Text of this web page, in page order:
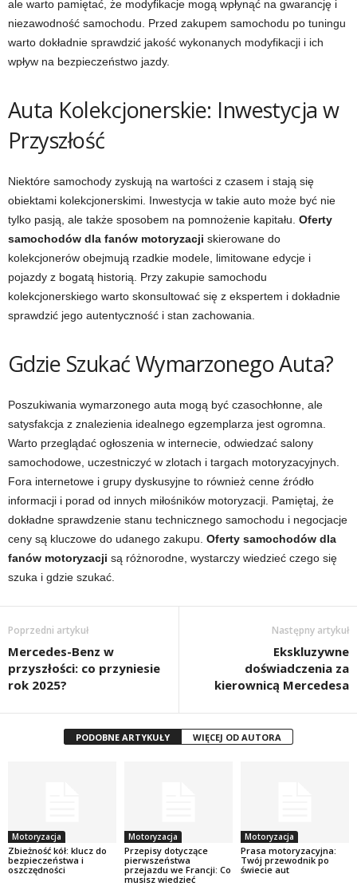
ale warto pamiętać, że modyfikacje mogą wpłynąć na gwarancję i
niezawodność samochodu. Przed zakupem samochodu po tuningu
warto dokładnie sprawdzić jakość wykonanych modyfikacji i ich
wpływ na bezpieczeństwo jazdy.
Auta Kolekcjonerskie: Inwestycja w
Przyszłość
Niektóre samochody zyskują na wartości z czasem i stają się
obiektami kolekcjonerskimi. Inwestycja w takie auto może być nie
tylko pasją, ale także sposobem na pomnożenie kapitału. Oferty
samochodów dla fanów motoryzacji skierowane do
kolekcjonerów obejmują rzadkie modele, limitowane edycje i
pojazdy z bogatą historią. Przy zakupie samochodu
kolekcjonerskiego warto skonsultować się z ekspertem i dokładnie
sprawdzić jego autentyczność i stan zachowania.
Gdzie Szukać Wymarzonego Auta?
Poszukiwania wymarzonego auta mogą być czasochłonne, ale
satysfakcja z znalezienia idealnego egzemplarza jest ogromna.
Warto przeglądać ogłoszenia w internecie, odwiedzać salony
samochodowe, uczestniczyć w zlotach i targach motoryzacyjnych.
Fora internetowe i grupy dyskusyjne to również cenne źródło
informacji i porad od innych miłośników motoryzacji. Pamiętaj, że
dokładne sprawdzenie stanu technicznego samochodu i negocjacje
ceny są kluczowe do udanego zakupu. Oferty samochodów dla
fanów motoryzacji są różnorodne, wystarczy wiedzieć czego się
szuka i gdzie szukać.
Poprzedni artykuł
Mercedes-Benz w
przyszłości: co przyniesie
rok 2025?
Następny artykuł
Ekskluzywne
doświadczenia za
kierownicą Mercedesa
PODOBNE ARTYKUŁY WIĘCEJ OD AUTORA
Motoryzacja
Zbieżność kół: klucz do
bezpieczeństwa i
oszczędności
Motoryzacja
Przepisy dotyczące
pierwszeństwa
przejazdu we Francji: Co
musisz wiedzieć
Motoryzacja
Prasa motoryzacyjna:
Twój przewodnik po
świecie aut